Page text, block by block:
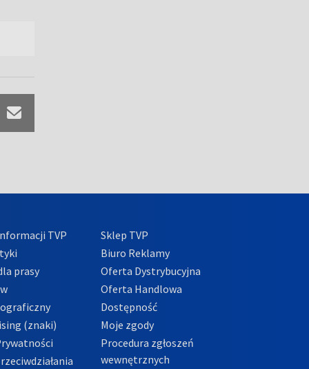
TVP
prasy
(znaki)
Sklep TVP
Biuro Reklamy
Oferta Dystrybucyjna
Oferta Handlowa
Dostępność
Moje zgody
Procedura zgłoszeń
wewnętrznych